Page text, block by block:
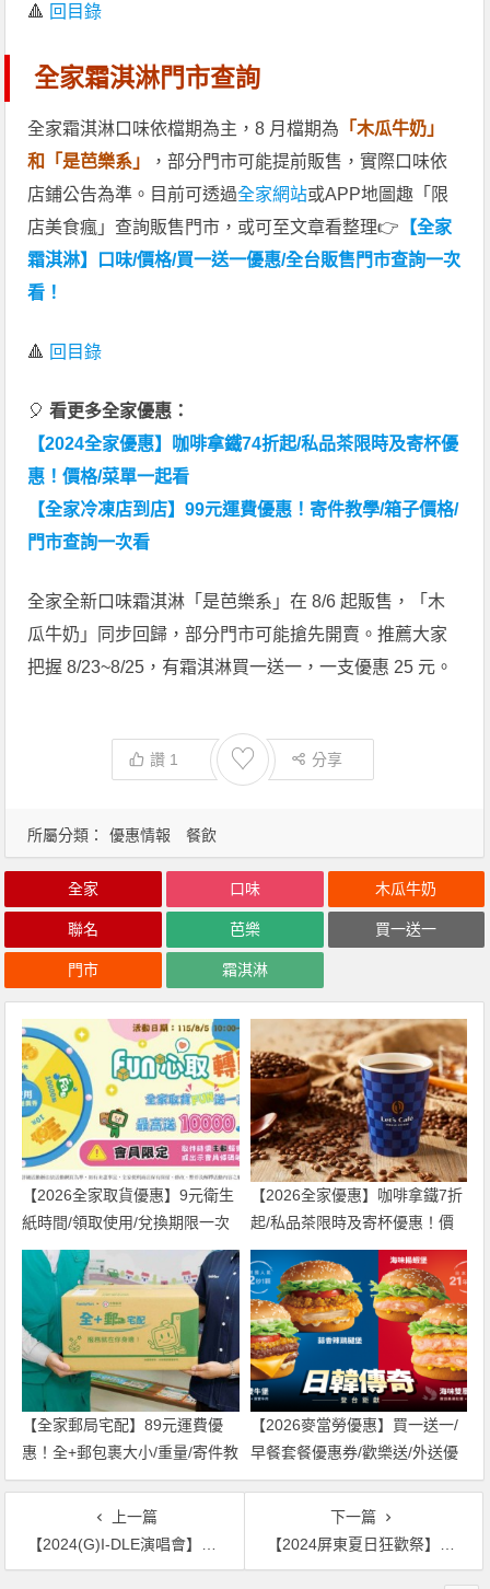
🔺 回目錄
全家霜淇淋門市查詢
全家霜淇淋口味依檔期為主，8 月檔期為 「木瓜牛奶」
和「是芭樂系」
，部分門市可能提前販售，實際口味依
店鋪公告為準。目前可透過全家網站或APP地圖趣「限
店美食瘋」查詢販售門市，或可至文章看整理👉 【全家
霜淇淋】口味/價格/買一送一優惠/全台販售門市查詢一次
看！
🔺 回目錄
🎈看更多全家優惠：
【2024全家優惠】咖啡拿鐵74折起/私品茶限時及寄杯優
惠！價格/菜單一起看
【全家冷凍店到店】99元運費優惠！寄件教學/箱子價格/
門市查詢一次看
全家全新口味霜淇淋「是芭樂系」在 8/6 起販售，「木
瓜牛奶」同步回歸，部分門市可能搶先開賣。推薦大家
把握 8/23~8/25，有霜淇淋買一送一，一支優惠 25 元。
讚 1 ♡ 分享
所屬分類： 優惠情報 餐飲
全家 口味 木瓜牛奶
聯名 芭樂 買一送一
門市 霜淇淋
【2026全家取貨優惠】9元衛生
紙時間/領取使用/兌換期限一次
看！
【2026全家優惠】咖啡拿鐵7折
起/私品茶限時及寄杯優惠！價
格/菜單一起看
【全家郵局宅配】89元運費優
惠！全+郵包裹大小/重量/寄件教
學一次看
【2026麥當勞優惠】買一送一/
早餐套餐優惠券/歡樂送/外送優
惠/菜單整理
上一篇
【2024(G)I-DLE演唱會】台灣時間地點/票價/購票售票，台北開唱！
下一篇
【2024屏東夏日狂歡祭】免費演唱會/遊樂園/市集/展覽/暑假活動一次看！